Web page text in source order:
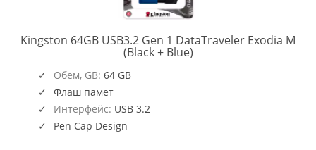
Kingston 64GB USB3.2 Gen 1 DataTraveler Exodia M
(Black + Blue)DTXM/64GB
Обем, GB: 64 GB
Флаш памет
Интерфейс: USB 3.2
Pen Cap Design